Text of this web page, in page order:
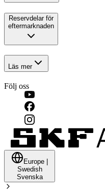
Reservdelar för
eftermarknaden
Läs mer
Följ oss
Europe
Swedish
Svenska